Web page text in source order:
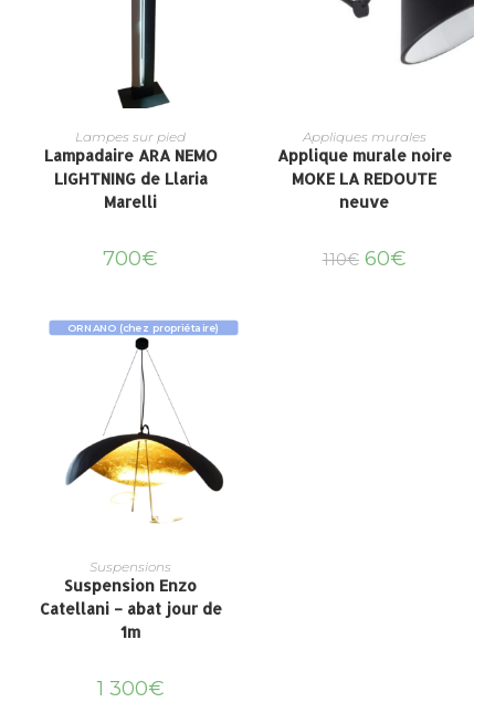
Lampes sur pied
Lampadaire ARA NEMO
LIGHTNING de Llaria
Marelli
700€
Appliques murales
Applique murale noire
MOKE LA REDOUTE
neuve
110€ 60€
ORNANO (chez propriétaire)
Suspensions
Suspension Enzo
Catellani – abat jour de
1m
1 300€